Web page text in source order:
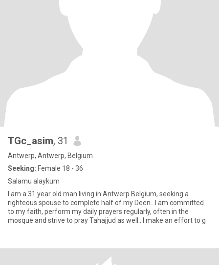
TGc_asim, 31
Antwerp, Antwerp, Belgium
Seeking: Female 18 - 36
Salamu alaykum
I am a 31 year old man living in Antwerp Belgium, seeking a
righteous spouse to complete half of my Deen.. I am committed
to my faith, perform my daily prayers regularly, often in the
mosque and strive to pray Tahajjud as well.. I make an effort to g